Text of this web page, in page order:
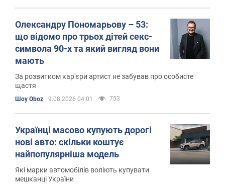
Олександру Пономарьову – 53:
що відомо про трьох дітей секс-
символа 90-х та який вигляд вони
мають
За розвитком кар'єри артист не забував про особисте
щастя
Шоу Oboz 9.08.2026 04:01 753
Українці масово купують дорогі
нові авто: скільки коштує
найпопулярніша модель
Які марки автомобілів воліють купувати
мешканці України